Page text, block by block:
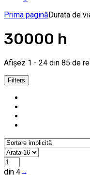
Prima paginăDurata de
30000 h
Afișez 1 - 24 din 85 de
Filters
din 4→